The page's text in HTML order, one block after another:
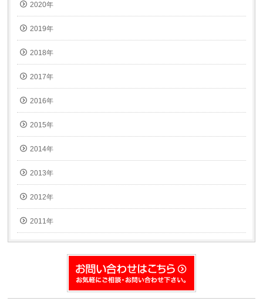
2020年
2019年
2018年
2017年
2016年
2015年
2014年
2013年
2012年
2011年